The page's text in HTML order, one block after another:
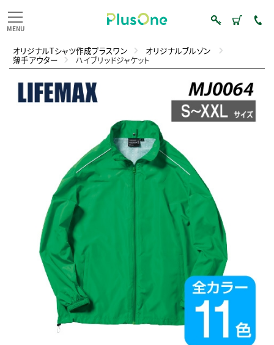
オリジナルTシャツ作成プラスワン オリジナルブルゾン
薄手アウター ハイブリッドジャケット